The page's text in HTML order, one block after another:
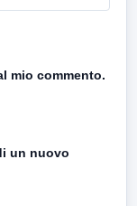
mio commento.
un nuovo